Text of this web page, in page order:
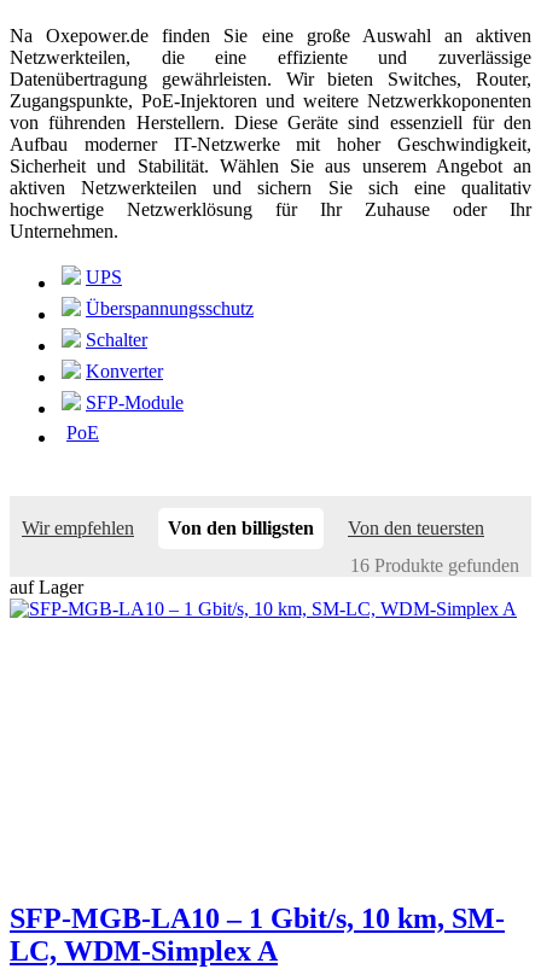
Na Oxepower.de finden Sie eine große Auswahl an aktiven
Netzwerkteilen, die eine effiziente und zuverlässige
Datenübertragung gewährleisten. Wir bieten Switches, Router,
Zugangspunkte, PoE-Injektoren und weitere Netzwerkkoponenten
von führenden Herstellern. Diese Geräte sind essenziell für den
Aufbau moderner IT-Netzwerke mit hoher Geschwindigkeit,
Sicherheit und Stabilität. Wählen Sie aus unserem Angebot an
aktiven Netzwerkteilen und sichern Sie sich eine qualitativ
hochwertige Netzwerklösung für Ihr Zuhause oder Ihr
Unternehmen.
UPS
Überspannungsschutz
Schalter
Konverter
SFP-Module
PoE
Wir empfehlen Von den billigsten
Von den teuersten
16 Produkte gefunden
auf Lager
SFP-MGB-LA10 – 1 Gbit/s, 10 km, SM-
LC, WDM-Simplex A